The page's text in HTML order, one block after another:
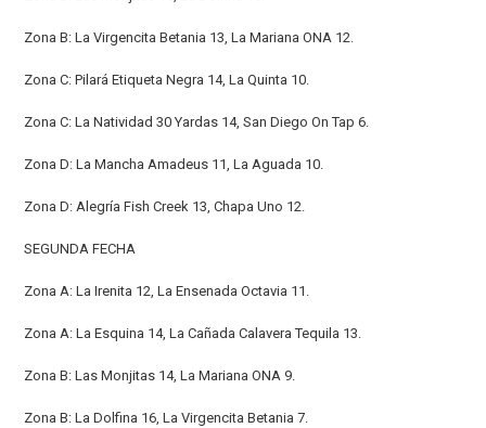
Zona B: La Virgencita Betania 13, La Mariana ONA 12.
Zona C: Pilará Etiqueta Negra 14, La Quinta 10.
Zona C: La Natividad 30 Yardas 14, San Diego On Tap 6.
Zona D: La Mancha Amadeus 11, La Aguada 10.
Zona D: Alegría Fish Creek 13, Chapa Uno 12.
SEGUNDA FECHA
Zona A: La Irenita 12, La Ensenada Octavia 11.
Zona A: La Esquina 14, La Cañada Calavera Tequila 13.
Zona B: Las Monjitas 14, La Mariana ONA 9.
Zona B: La Dolfina 16, La Virgencita Betania 7.